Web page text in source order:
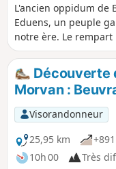
L'ancien oppidum de
Eduens, un peuple
notre ère. Le
notre ère, il fait 7 km
5 km, l'espace s'est
du murus gallicus,
un empilement en
horizontales avec un
technique
balade permet
en cheminant dans
majestueuse du Mont
Découverte
Morvan :
Visorandonneur
25,95 km
10h 00
Très